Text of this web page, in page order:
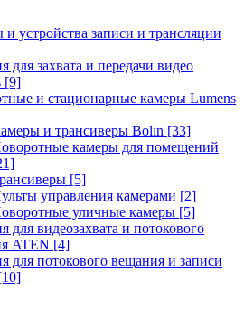
устройства записи и трансляции
для захвата и передачи видео
[9]
и стационарные камеры Lumens
и трансиверы Bolin [33]
камеры для помещений
[5]
управления камерами [2]
уличные камеры [5]
для видеозахвата и потокового
ATEN [4]
для потокового вещания и записи